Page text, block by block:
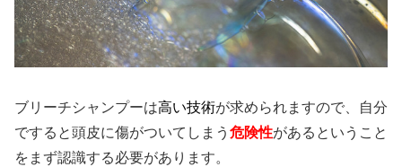
ブリーチシャンプーは高い技術が求められますので、自分
ですると頭皮に傷がついてしまう 危険性があるということ
をまず認識する必要があります。